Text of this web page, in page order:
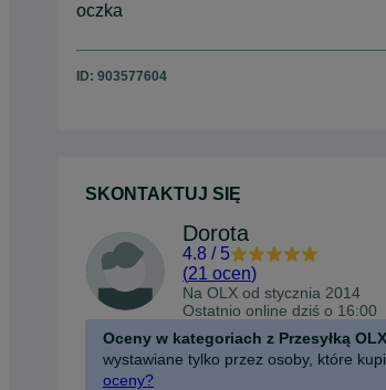
oczka
ID: 903577604
SKONTAKTUJ SIĘ
Dorota
4.8 / 5
(21 ocen)
Na OLX od stycznia 2014
Ostatnio online dziś o 16:00
Oceny w kategoriach z Przesyłką
wystawiane tylko przez osoby, które
oceny?